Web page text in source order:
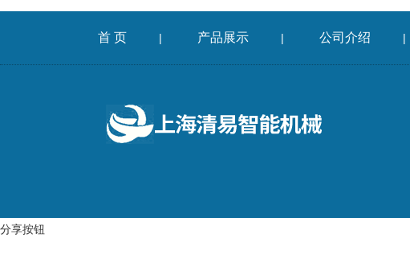
首 页 | 产品展示 | 公司介绍 |
分享按钮